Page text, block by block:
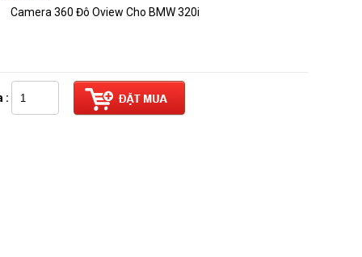
Camera 360 Đô Oview Cho BMW 320i
: